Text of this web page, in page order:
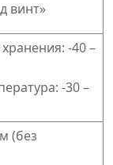
винт»
-40 –
-30 –
(без